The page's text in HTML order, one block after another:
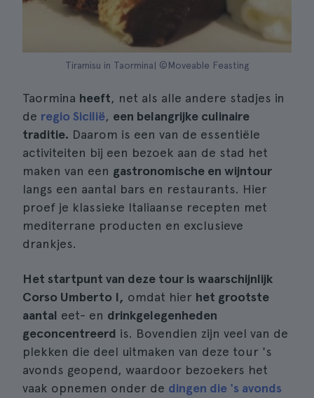
Tiramisu in Taormina| ©Moveable Feasting
Taormina heeft, net als alle andere stadjes in
de regio Sicilië, een belangrijke culinaire
traditie. Daarom is een van de essentiële
activiteiten bij een bezoek aan de stad het
maken van een gastronomische en wijntour
langs een aantal bars en restaurants. Hier
proef je klassieke Italiaanse recepten met
mediterrane producten en exclusieve
drankjes.
Het startpunt van deze tour is waarschijnlijk
Corso Umberto I, omdat hier het grootste
aantal eet- en drinkgelegenheden
geconcentreerd is. Bovendien zijn veel van de
plekken die deel uitmaken van deze tour 's
avonds geopend, waardoor bezoekers het
vaak opnemen onder de dingen die 's avonds